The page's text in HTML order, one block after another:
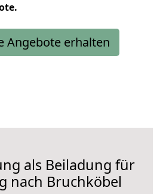
Angebote erhalten
als Beiladung für
nach Bruchköbel